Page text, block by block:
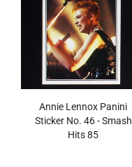
Annie Lennox Panini
Sticker No. 46 - Smash
Hits 85